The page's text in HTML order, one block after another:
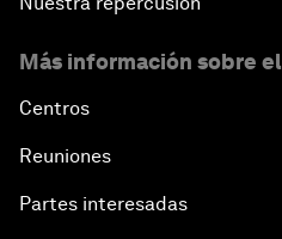
Más información sobre
Centros
Reuniones
Partes interesadas